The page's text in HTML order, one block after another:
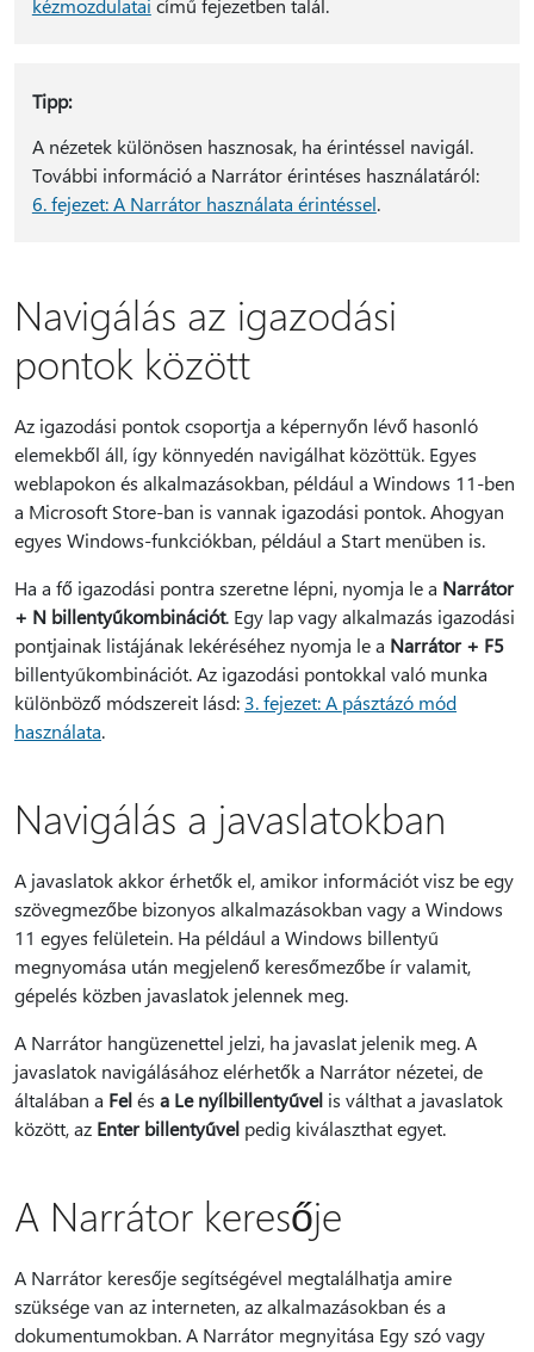
kézmozdulatai című fejezetben talál.
Tipp:
A nézetek különösen hasznosak, ha érintéssel navigál.
További információ a Narrátor érintéses használatáról:
6. fejezet: A Narrátor használata érintéssel.
Navigálás az igazodási
pontok között
Az igazodási pontok csoportja a képernyőn lévő hasonló
elemekből áll, így könnyedén navigálhat közöttük. Egyes
weblapokon és alkalmazásokban, például a Windows 11-ben
a Microsoft Store-ban is vannak igazodási pontok. Ahogyan
egyes Windows-funkciókban, például a Start menüben is.
Ha a fő igazodási pontra szeretne lépni, nyomja le a Narrátor
+ N billentyűkombinációt. Egy lap vagy alkalmazás igazodási
pontjainak listájának lekéréséhez nyomja le a Narrátor + F5
billentyűkombinációt. Az igazodási pontokkal való munka
különböző módszereit lásd: 3. fejezet: A pásztázó mód
használata.
Navigálás a javaslatokban
A javaslatok akkor érhetők el, amikor információt visz be egy
szövegmezőbe bizonyos alkalmazásokban vagy a Windows
11 egyes felületein. Ha például a Windows billentyű
megnyomása után megjelenő keresőmezőbe ír valamit,
gépelés közben javaslatok jelennek meg.
A Narrátor hangüzenettel jelzi, ha javaslat jelenik meg. A
javaslatok navigálásához elérhetők a Narrátor nézetei, de
általában a Felés a Le nyílbillentyűvel is válthat a javaslatok
között, az Enter billentyűvel pedig kiválaszthat egyet.
A Narrátor keresője
A Narrátor keresője segítségével megtalálhatja amire
szüksége van az interneten, az alkalmazásokban és a
dokumentumokban. A Narrátor megnyitása Egy szó vagy